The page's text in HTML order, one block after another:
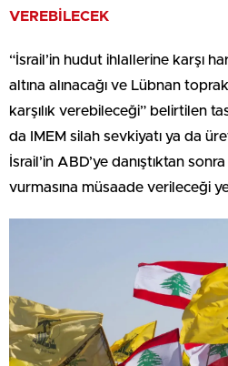
VEREBİLECEK
“İsrail’in hudut ihlallerine karşı
altına alınacağı ve Lübnan
karşılık verebileceği” belirtilen
da IMEM silah sevkiyatı ya da
İsrail’in ABD’ye danıştıktan
vurmasına müsaade verileceği